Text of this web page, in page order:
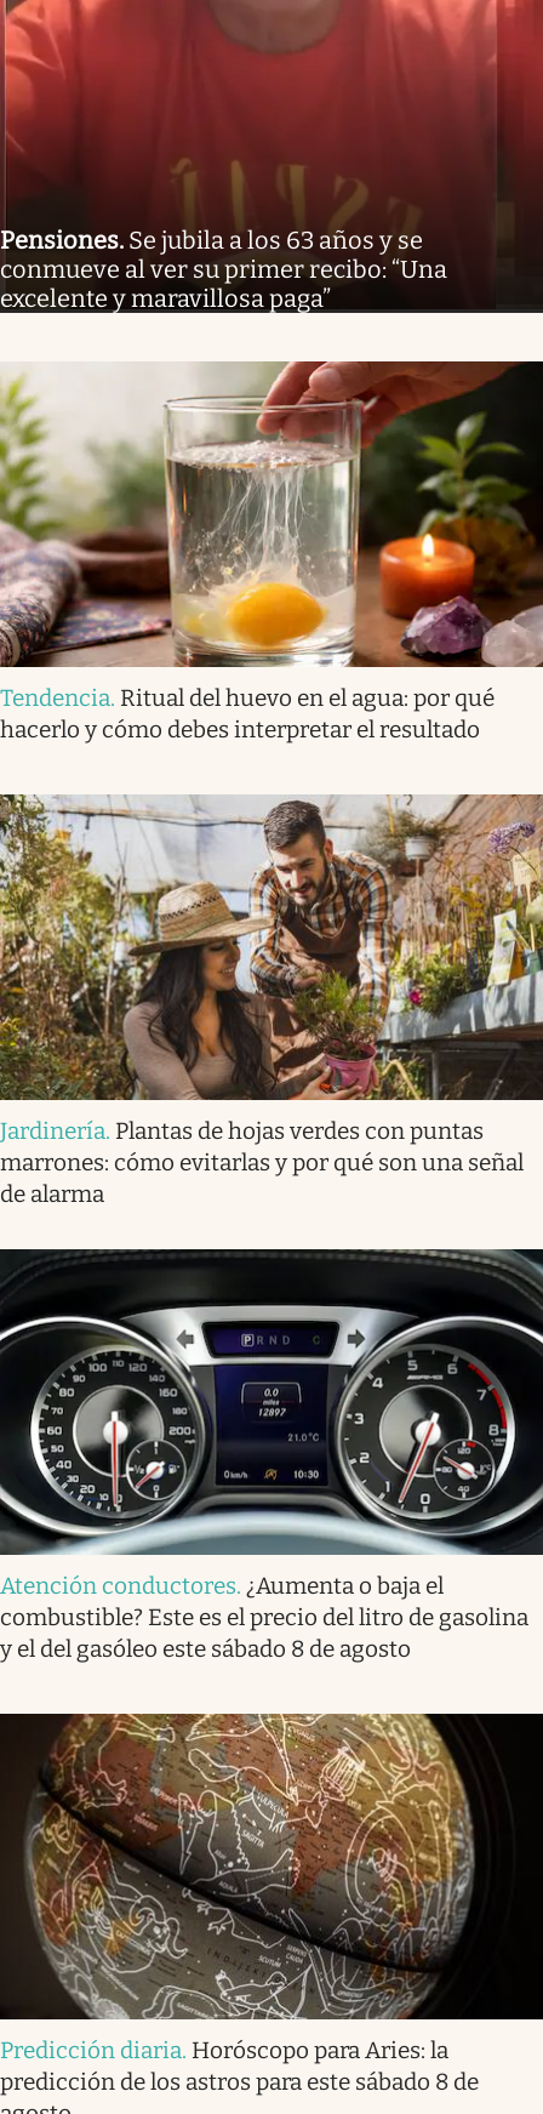
Pensiones. Se jubila a los 63 años y se
conmueve al ver su primer recibo: “Una
excelente y maravillosa paga”
Tendencia. Ritual del huevo en el agua: por qué
hacerlo y cómo debes interpretar el resultado
Jardinería. Plantas de hojas verdes con puntas
marrones: cómo evitarlas y por qué son una señal
de alarma
Atención conductores. ¿Aumenta o baja el
combustible? Este es el precio del litro de gasolina
y el del gasóleo este sábado 8 de agosto
Predicción diaria. Horóscopo para Aries: la
predicción de los astros para este sábado 8 de